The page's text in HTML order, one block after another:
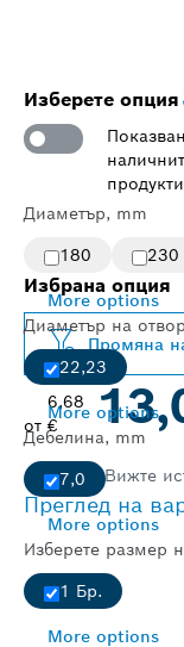
Изберете опция
продукти
Диаметър, mm
180
230
More options
Диаметър на
22,23
More options
Дебелина, mm
7,0
More options
Изберете размер
1 Бр.
More options
Избрана опция
Промяна
от
6,68
€
Вижте
Преглед на